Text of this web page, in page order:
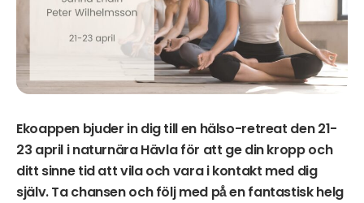
Ekoappen bjuder in dig till en hälso-retreat den 21-
23 april i naturnära Hävla för att ge din kropp och
ditt sinne tid att vila och vara i kontakt med dig
själv. Ta chansen och följ med på̊ en fantastisk helg